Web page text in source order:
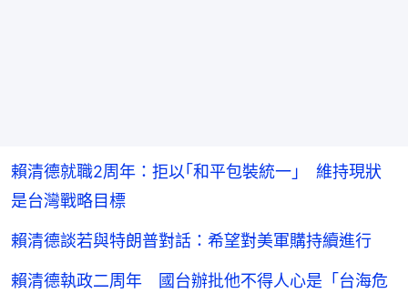
賴清德就職2周年：拒以｢和平包裝統一｣ 維持現狀
是台灣戰略目標
賴清德談若與特朗普對話：希望對美軍購持續進行
賴清德執政二周年 國台辦批他不得人心是「台海危